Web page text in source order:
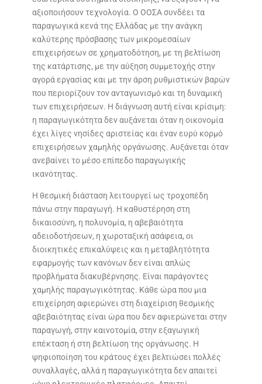
αξιοποιήσουν τεχνολογία. Ο ΟΟΣΑ συνδέει τα
παραγωγικά κενά της Ελλάδας με την ανάγκη
καλύτερης πρόσβασης των μικρομεσαίων
επιχειρήσεων σε χρηματοδότηση, με τη βελτίωση
της κατάρτισης, με την αύξηση συμμετοχής στην
αγορά εργασίας και με την άρση ρυθμιστικών βαρών
που περιορίζουν τον ανταγωνισμό και τη δυναμική
των επιχειρήσεων. Η διάγνωση αυτή είναι κρίσιμη:
η παραγωγικότητα δεν αυξάνεται όταν η οικονομία
έχει λίγες νησίδες αριστείας και έναν ευρύ κορμό
επιχειρήσεων χαμηλής οργάνωσης. Αυξάνεται όταν
ανεβαίνει το μέσο επίπεδο παραγωγικής
ικανότητας.
Η θεσμική διάσταση λειτουργεί ως τροχοπέδη
πάνω στην παραγωγή. Η καθυστέρηση στη
δικαιοσύνη, η πολυνομία, η αβεβαιότητα
αδειοδοτήσεων, η χωροταξική ασάφεια, οι
διοικητικές επικαλύψεις και η μεταβλητότητα
εφαρμογής των κανόνων δεν είναι απλώς
προβλήματα διακυβέρνησης. Είναι παράγοντες
χαμηλής παραγωγικότητας. Κάθε ώρα που μια
επιχείρηση αφιερώνει στη διαχείριση θεσμικής
αβεβαιότητας είναι ώρα που δεν αφιερώνεται στην
παραγωγή, στην καινοτομία, στην εξαγωγική
επέκταση ή στη βελτίωση της οργάνωσης. Η
ψηφιοποίηση του κράτους έχει βελτιώσει πολλές
συναλλαγές, αλλά η παραγωγικότητα δεν απαιτεί